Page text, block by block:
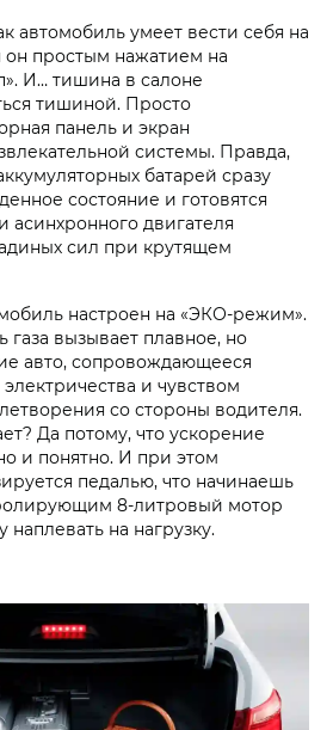
автомобиль умеет вести себя на
он простым нажатием на
И… тишина в салоне
тишиной. Просто
панель и экран
системы. Правда,
батарей сразу
состояние и готовятся
асинхронного двигателя
сил при крутящем
настроен на «ЭКО-режим».
газа вызывает плавное, но
авто, сопровождающееся
и чувством
со стороны водителя.
Да потому, что ускорение
и понятно. И при этом
педалью, что начинаешь
8-литровый мотор
на нагрузку.